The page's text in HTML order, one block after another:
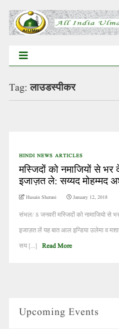
Tag:लाउडस्पीकर
HINDI NEWS ARTICLES
मस्जिदों को नमाजियों से
इजाज़त ले: सय्यद मोहम्मद
Husain Sherani January 12, 2018
संभल/ 8 जनवरी मस्जिदों को नामाजियो से
इजाज़त लें यह बात आल इन्डिया उलेमा व
सय [...] Read More
Upcoming Events